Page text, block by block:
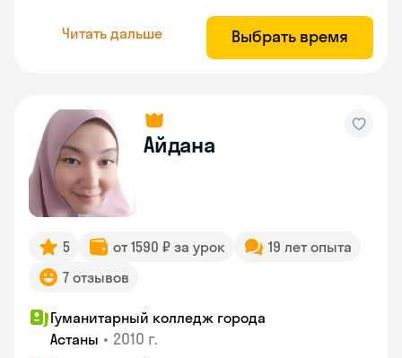
Читать дальше Выбрать время
Айдана
5 от 1590 ₽ за урок
19 лет опыта
7 отзывов
Гуманитарный колледж города
Астаны • 2010 г.